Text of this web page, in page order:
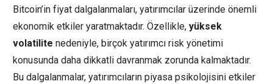
Bitcoin’in fiyat dalgalanmaları, yatırımcılar üzerinde önemli
ekonomik etkiler yaratmaktadır. Özellikle, yüksek
volatilite nedeniyle, birçok yatırımcı risk yönetimi
konusunda daha dikkatli davranmak zorunda kalmaktadır.
Bu dalgalanmalar, yatırımcıların piyasa psikolojisini etkiler